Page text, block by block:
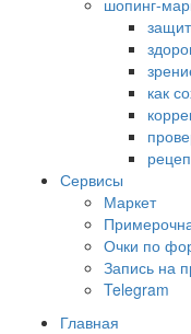
шопинг-
как
Сервисы
Маркет
Очки по
Запись на
Telegram
Главная